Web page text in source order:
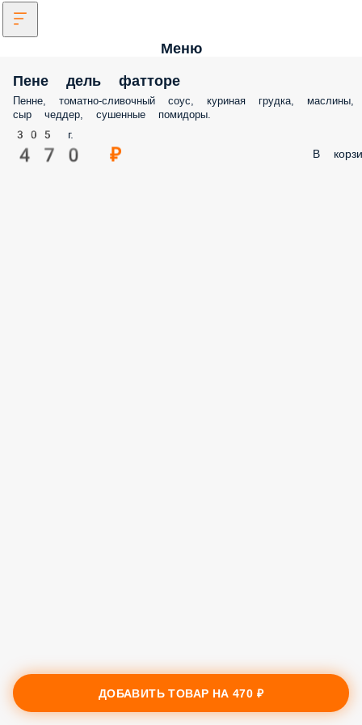
Меню
Пене дель фатторе
Пенне, томатно-сливочный соус, куриная грудка, маслины,
сыр чеддер, сушенные помидоры.
305 г.
470 ₽ В
ДОБАВИТЬ ТОВАР НА470 ₽